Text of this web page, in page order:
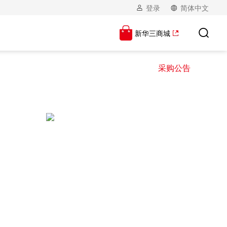
登录 简体中文
新华三商城
采购公告